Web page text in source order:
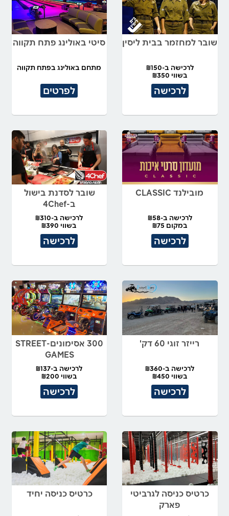
שובר למחזמר בבית ליסין
לרכישה ב-₪150
בשווי ₪350
לרכישה
סיטי באולינג פתח תקווה
מתחם באולינג בפתח תקווה
לפרטים
מובילנד CLASSIC
לרכישה ב-₪58
במקום ₪75
לרכישה
שובר לסדנת בישול
ב-4Chef
לרכישה ב-₪310
בשווי ₪390
לרכישה
רייזר זוגי 60 דק'
לרכישה ב-₪360
בשווי ₪450
לרכישה
300 אסימונים-STREET
GAMES
לרכישה ב-₪137
בשווי ₪200
לרכישה
כרטיס כניסה לגרביטי
פארק
כרטיס כניסה יחיד